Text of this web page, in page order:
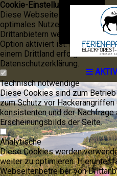
Cookie-Einstellungen
Diese Webseite verwendet
optimales Nutzererlebnis zu
Drittanbietern werden nur
Option aktiviert ist. Die
einem Drittland erfolgen.
Datenschutzerklärung.
Technisch notwendige
Diese Cookies sind zum
zum Schutz vor
konsistenten und der Nachfrage
Erscheinungsbilds der Seite.
Analytische
Diese Cookies werden
weiter zu optimieren. Hierunter
Webseitenbetreiber von